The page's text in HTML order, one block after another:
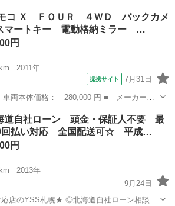
舗不在時が多々あります。ご来店前に、一
★ ★カーセンサー在庫情報★
の里公園駅
コ Ｘ ＦＯＵＲ ４ＷＤ バックカメ
ートキー 電動格納ミラー …
円
2011年
提携サイト 7月31日
モコ ■ グレード名： Ｘ ＦＯＵＲ ４
ートキー 電動格納ミラー シートヒータ
コ
道自社ローン 頭金・保証人不要 最
回払い対応 全国配送可☆ 平成…
円
2013年
9月24日
★ ◎北海道自社ローン相談